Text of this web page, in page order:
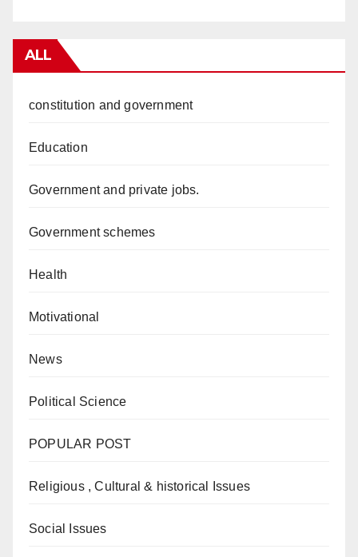
ALL
constitution and government
Education
Government and private jobs.
Government schemes
Health
Motivational
News
Political Science
POPULAR POST
Religious , Cultural & historical Issues
Social Issues